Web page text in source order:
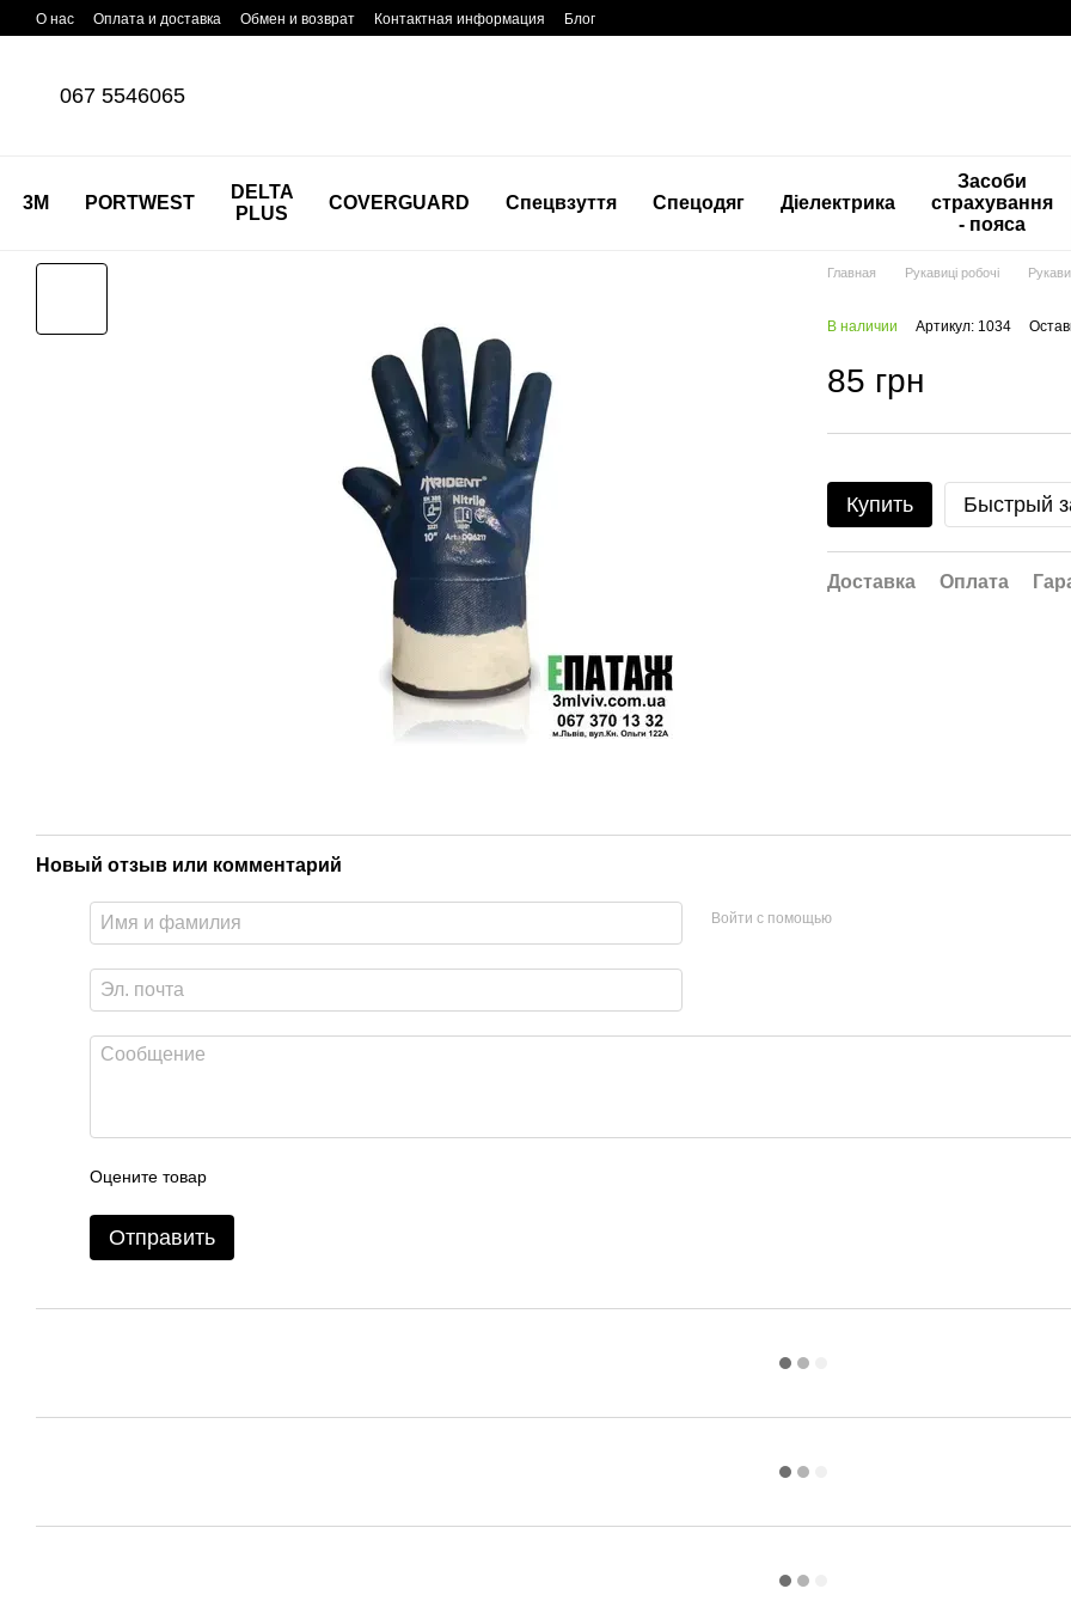
Перейти к основному контенту
О нас Оплата и доставка Обмен и возврат Контактная информация Блог
067 5546065
3M PORTWEST
DELTA
PLUS
COVERGUARD Спецвзуття Спецодяг Діелектрика
Засоби
страхування
- пояса
Главная Рукавиці робочі
В наличии Артикул: 1034
85 грн
Купить Быстрый
Доставка Оплата
Новый отзыв или комментарий
Войти с помощью
Оцените товар
Отправить